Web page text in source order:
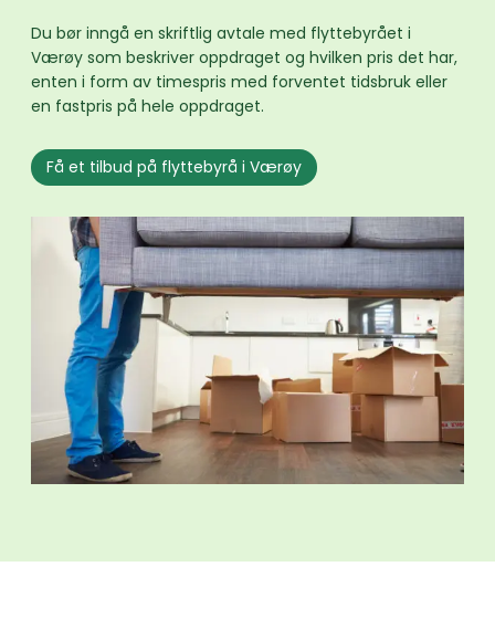
Du bør inngå en skriftlig avtale med flyttebyrået i
Værøy som beskriver oppdraget og hvilken pris det har,
enten i form av timespris med forventet tidsbruk eller
en fastpris på hele oppdraget.
Få et tilbud på flyttebyrå i Værøy